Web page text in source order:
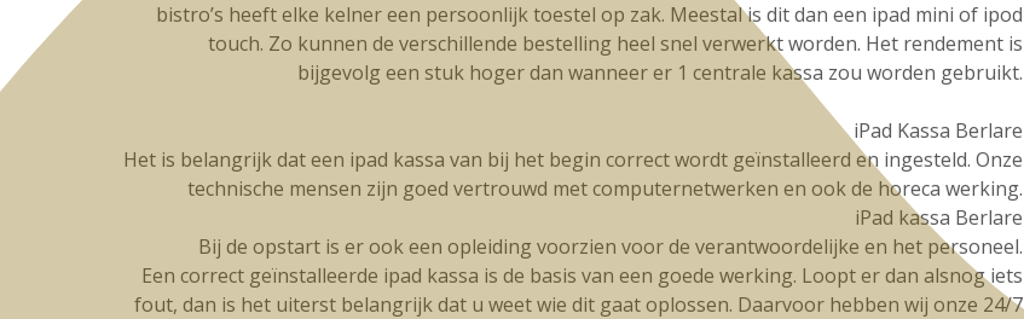
bistro’s heeft elke kelner een persoonlijk toestel op zak. Meestal is dit dan een ipad mini of ipod
touch. Zo kunnen de verschillende bestelling heel snel verwerkt worden. Het rendement is
bijgevolg een stuk hoger dan wanneer er 1 centrale kassa zou worden gebruikt.
iPad Kassa Berlare
Het is belangrijk dat een ipad kassa van bij het begin correct wordt geïnstalleerd en ingesteld. Onze
technische mensen zijn goed vertrouwd met computernetwerken en ook de horeca werking.
iPad kassa Berlare
Bij de opstart is er ook een opleiding voorzien voor de verantwoordelijke en het personeel.
Een correct geïnstalleerde ipad kassa is de basis van een goede werking. Loopt er dan alsnog iets
fout, dan is het uiterst belangrijk dat u weet wie dit gaat oplossen. Daarvoor hebben wij onze 24/7